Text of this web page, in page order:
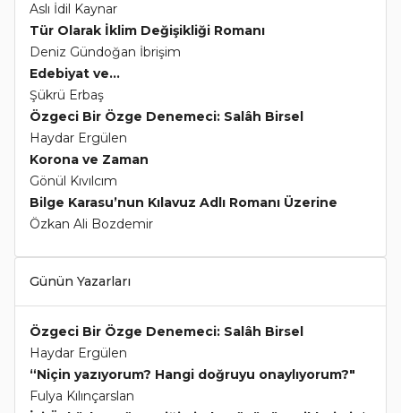
Aslı İdil Kaynar
Tür Olarak İklim Değişikliği Romanı
Deniz Gündoğan İbrişim
Edebiyat ve...
Şükrü Erbaş
Özgeci Bir Özge Denemeci: Salâh Birsel
Haydar Ergülen
Korona ve Zaman
Gönül Kıvılcım
Bilge Karasu’nun Kılavuz Adlı Romanı Üzerine
Özkan Ali Bozdemir
Günün Yazarları
Özgeci Bir Özge Denemeci: Salâh Birsel
Haydar Ergülen
“Niçin yazıyorum? Hangi doğruyu onaylıyorum?"
Fulya Kılınçarslan